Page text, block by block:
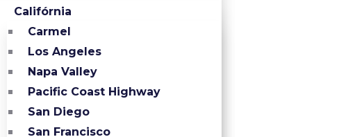
Califórnia
Carmel
Los Angeles
Napa Valley
Pacific Coast Highway
San Diego
San Francisco